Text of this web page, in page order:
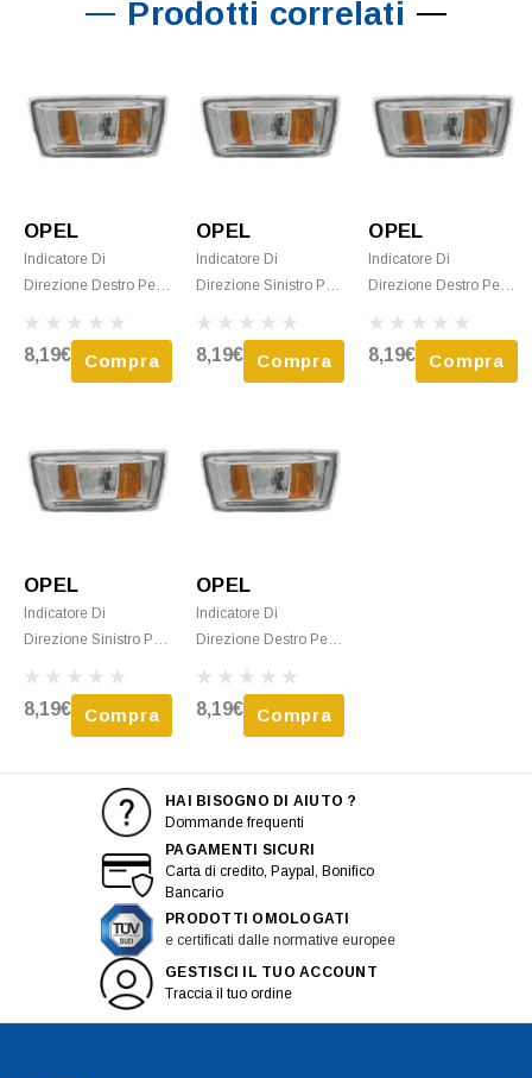
Prodotti correlati
OPEL
Indicatore Di
Direzione Destro Per
2007 Al 2009 Incolore,
Con Bordo Grigio,
8,19€ Compra
OPEL
Indicatore Di
Direzione Sinistro Per
2004 Al 2007 Incolore,
Con Bordo Grigio,
8,19€ Compra
OPEL
Indicatore Di
Direzione Destro Per
2004 Al 2007 Incolore,
Con Bordo Grigio,
8,19€ Compra
OPEL
Indicatore Di
Direzione Sinistro Per
Dal 2004 Al 2011
Incolore, Con Bordo
8,19€ Compra
OPEL
Indicatore Di
Direzione Destro Per
Dal 2004 Al 2011
Incolore, Con Bordo
8,19€ Compra
HAI BISOGNO DI AIUTO ?
Dommande frequenti
PAGAMENTI SICURI
Carta di credito, Paypal, Bonifico
Bancario
PRODOTTI OMOLOGATI
e certificati dalle normative europee
GESTISCI IL TUO ACCOUNT
Traccia il tuo ordine